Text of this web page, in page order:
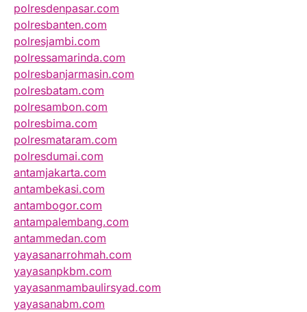
polresdenpasar.com
polresbanten.com
polresjambi.com
polressamarinda.com
polresbanjarmasin.com
polresbatam.com
polresambon.com
polresbima.com
polresmataram.com
polresdumai.com
antamjakarta.com
antambekasi.com
antambogor.com
antampalembang.com
antammedan.com
yayasanarrohmah.com
yayasanpkbm.com
yayasanmambaulirsyad.com
yayasanabm.com